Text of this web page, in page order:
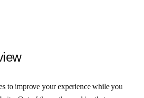
to improve your experience while you